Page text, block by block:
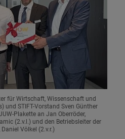
für Wirtschaft, Wissenschaft und
und STIFT-Vorstand Sven Günther
Plakette an Jan Oberröder,
(2.v.l.) und den Betriebsleiter der
Daniel Völkel (2.v.r.)